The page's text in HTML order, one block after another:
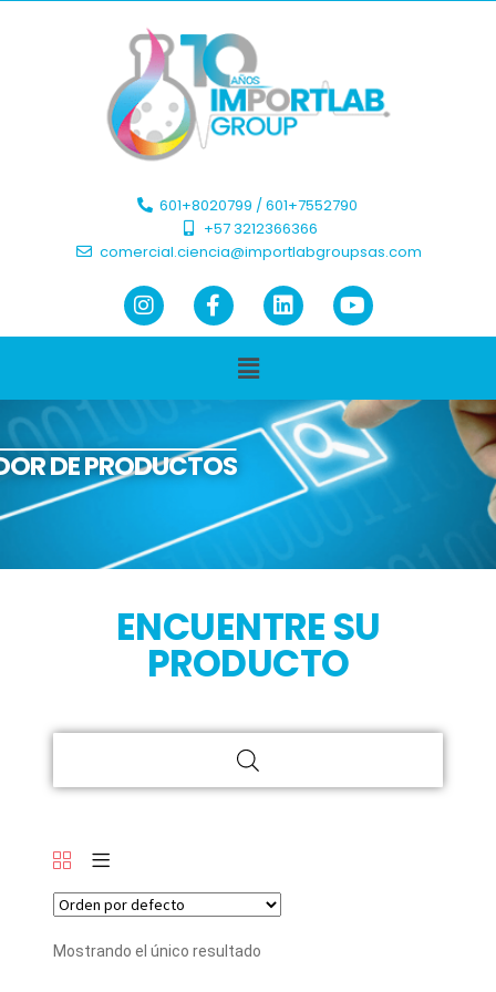
601+8020799 / 601+7552790 ​
+57 3212366366​
comercial.ciencia@importlabgroupsas.com
DE PRODUCTOS
ENCUENTRE SU
PRODUCTO
Mostrando el único resultado